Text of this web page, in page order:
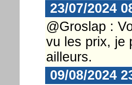
23/07/2024
@Groslap :
vu les prix, je
ailleurs.
09/08/2024